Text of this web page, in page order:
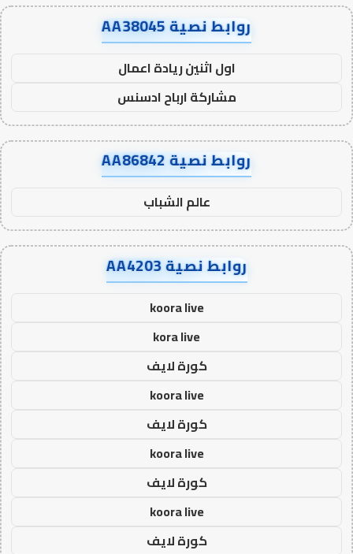
روابط نصية AA38045
اول اثنين ريادة اعمال
مشاركة ارباح ادسنس
روابط نصية AA86842
عالم الشباب
روابط نصية AA4203
koora live
kora live
كورة لايف
koora live
كورة لايف
koora live
كورة لايف
koora live
كورة لايف